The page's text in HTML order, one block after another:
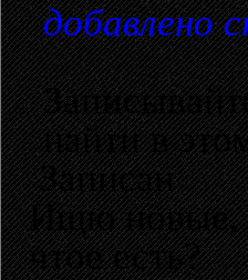
добавлено
найти в
Записан
Ищю новые,
чтое есть?